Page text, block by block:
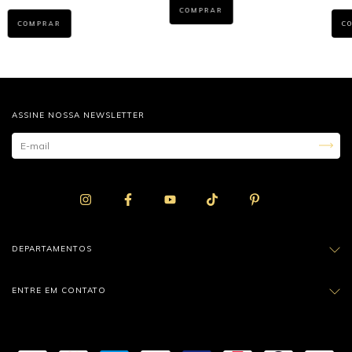
COMPRAR
COMPRAR
ASSINE NOSSA NEWSLETTER
DEPARTAMENTOS
ENTRE EM CONTATO